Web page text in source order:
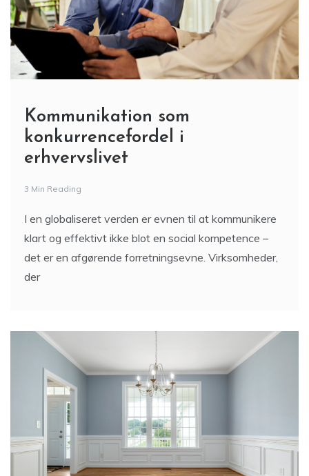
Kommunikation som
konkurrencefordel i
erhvervslivet
3 Min Reading
I en globaliseret verden er evnen til at kommunikere
klart og effektivt ikke blot en social kompetence –
det er en afgørende forretningsevne. Virksomheder,
der